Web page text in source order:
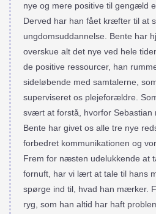
nye og mere positive til gengæld
Derved har han fået kræfter til at
ungdomsuddannelse. Bente har
overskue alt det nye ved hele
de positive ressourcer, han
sideløbende med samtalerne,
superviseret os plejeforældre.
svært at forstå, hvorfor Sebastian
Bente har givet os alle tre nye
forbedret kommunikationen og
Frem for næsten udelukkende at
fornuft, har vi lært at tale til hans
spørge ind til, hvad han mærker.
ryg, som han altid har haft